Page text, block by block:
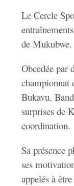
Le Cercle
de Mukubwe.
Obcedée par
championnat
Bukavu,
surprises de
coordination.
Sa présence
ses
appelés à